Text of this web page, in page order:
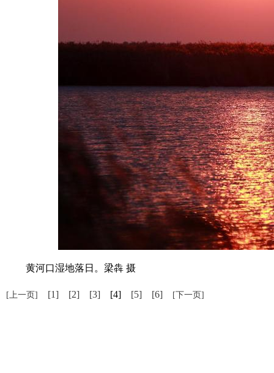
黄河口湿地落日。梁犇 摄
[上一页] [1] [2] [3] [4] [5] [6] [下一页]